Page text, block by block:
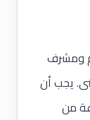
ومشرف
يجب أن
من